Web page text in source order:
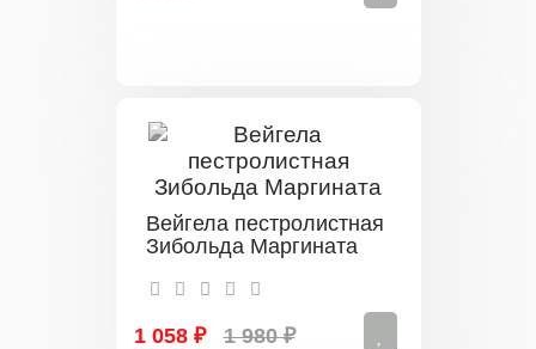
Вейгела пестролистная
Зибольда Маргината
1 058 ₽ 1 980 ₽